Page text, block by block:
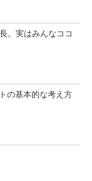
。実はみんなココ
の基本的な考え方